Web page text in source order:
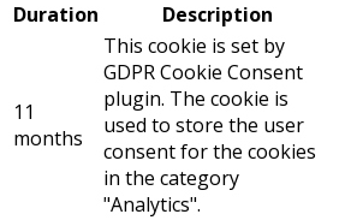
Duration Description
11
months
This cookie is set by
GDPR Cookie Consent
plugin. The cookie is
used to store the user
consent for the cookies
in the category
"Analytics".